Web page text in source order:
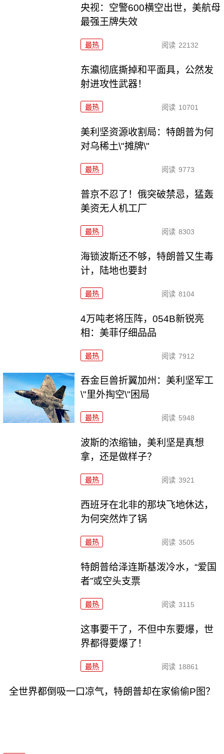
央视：空警600横空出世，美航母
最强王牌失效
最热 阅读 22132
东瀛彻底撕掉和平面具，公然发
射进攻性武器！
最热 阅读 10701
美利坚资源收割局：特朗普为何
对乌稀土\"摊牌\"
最热 阅读 9773
普京不忍了！俄突破禁忌，猛轰
美资无人机工厂
最热 阅读 8303
海锁波斯还不够，特朗普又生毒
计，陆地也要封
最热 阅读 8104
4万吨老将压阵，054B新锐亮
相：美菲仔细品品
最热 阅读 7912
吞金巨兽折翼加州：美利坚军工
\"里外掏空\"困局
最热 阅读 5948
波斯的浓缩铀，美利坚是真想
拿，还是做样子？
最热 阅读 3921
西班牙在北非的那块飞地休达，
为何突然炸了锅
最热 阅读 3505
特朗普给泽连斯基泼冷水，“爱国
者”或空头支票
最热 阅读 3115
这事要干了，不但中东要爆，世
界都得要爆了！
最热 阅读 18861
全世界都倒吸一口凉气，特朗普却在家偷偷P图？